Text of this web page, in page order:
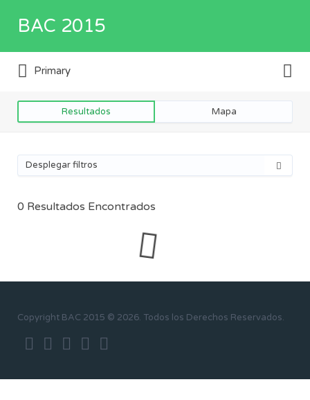
BAC 2015
Directorio de empresas y servicios
por:
Primary
Resultados Mapa
Desplegar filtros
0 Resultados Encontrados
Copyright BAC 2015 © 2026. Todos los Derechos Reservados.